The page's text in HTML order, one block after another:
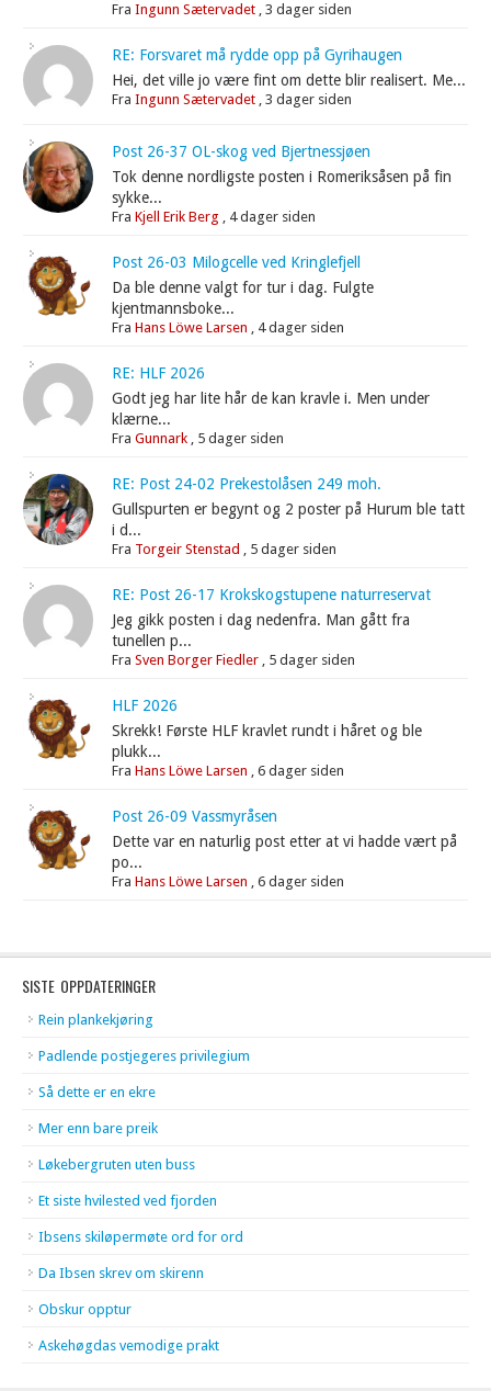
FraIngunn Sætervadet ,3 dager siden
RE: Forsvaret må rydde opp på Gyrihaugen
Hei, det ville jo være fint om dette blir realisert. Me...
FraIngunn Sætervadet ,3 dager siden
Post 26-37 OL-skog ved Bjertnessjøen
Tok denne nordligste posten i Romeriksåsen på fin
sykke...
FraKjell Erik Berg , 4 dager siden
Post 26-03 Milogcelle ved Kringlefjell
Da ble denne valgt for tur i dag. Fulgte
kjentmannsboke...
FraHans Löwe Larsen , 4 dager siden
RE: HLF 2026
Godt jeg har lite hår de kan kravle i. Men under
klærne...
FraGunnark , 5 dager siden
RE: Post 24-02 Prekestolåsen 249 moh.
Gullspurten er begynt og 2 poster på Hurum ble tatt
i d...
Fra Torgeir Stenstad , 5 dager siden
RE: Post 26-17 Krokskogstupene naturreservat
Jeg gikk posten i dag nedenfra. Man gått fra
tunellen p...
FraSven Borger Fiedler , 5 dager siden
HLF 2026
Skrekk! Første HLF kravlet rundt i håret og ble
plukk...
FraHans Löwe Larsen ,6 dager siden
Post 26-09 Vassmyråsen
Dette var en naturlig post etter at vi hadde vært på
po...
FraHans Löwe Larsen ,6 dager siden
SISTE OPPDATERINGER
Rein plankekjøring
Padlende postjegeres privilegium
Så dette er en ekre
Mer enn bare preik
Løkebergruten uten buss
Et siste hvilested ved fjorden
Ibsens skiløpermøte ord for ord
Da Ibsen skrev om skirenn
Obskur opptur
Askehøgdas vemodige prakt